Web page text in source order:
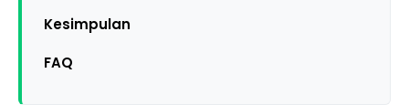
Kesimpulan
FAQ